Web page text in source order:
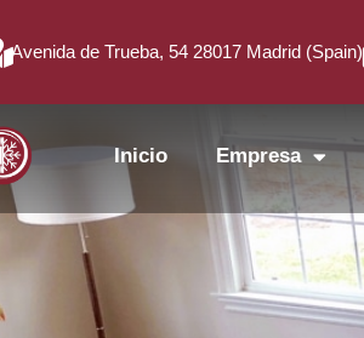
Avenida de Trueba, 54 28017 Madrid (Spain)
Inicio Empresa